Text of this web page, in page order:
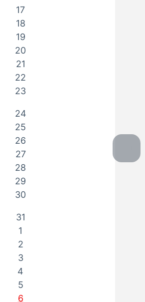
17
18
19
20
21
22
23
24
25
26
27
28
29
30
31
1
2
3
4
5
6